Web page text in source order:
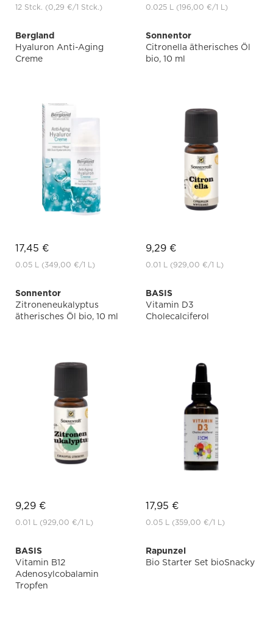
12 Stck. (0,29 €/1 Stck.) 0.025 L (196,00 €/1 L)
Bergland
Hyaluron Anti-Aging
Creme
17,45 €
0.05 L (349,00 €/1 L)
Sonnentor
Citronella ätherisches Öl
bio, 10 ml
9,29 €
0.01 L (929,00 €/1 L)
Sonnentor
Zitroneneukalyptus
ätherisches Öl bio, 10 ml
9,29 €
0.01 L (929,00 €/1 L)
BASIS
Vitamin D3
Cholecalciferol
17,95 €
0.05 L (359,00 €/1 L)
BASIS
Vitamin B12
Adenosylcobalamin
Tropfen
Rapunzel
Bio Starter Set bioSnacky